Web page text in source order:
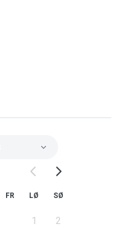
FR LØ SØ
1 2